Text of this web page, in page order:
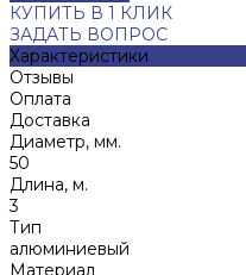
КУПИТЬ В 1 КЛИК
ЗАДАТЬ ВОПРОС
Характеристики
Отзывы
Оплата
Доставка
Диаметр, мм.
50
Длина, м.
3
Тип
алюминиевый
Материал